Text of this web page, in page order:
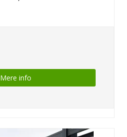
Mere info